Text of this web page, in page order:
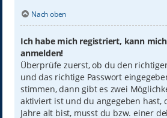
Nach oben
Ich habe mich registriert, kann
anmelden!
Überprüfe zuerst, ob du den
und das richtige Passwort
stimmen, dann gibt es zwei
aktiviert ist und du angegeben hast,
Jahre alt bist, musst du bzw. einer